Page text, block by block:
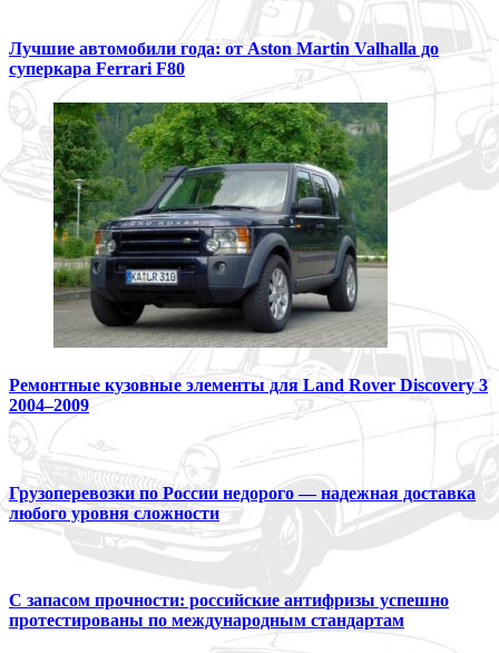
Лучшие автомобили года: от Aston Martin Valhalla до
суперкара Ferrari F80
Ремонтные кузовные элементы для Land Rover Discovery 3
2004–2009
Грузоперевозки по России недорого — надежная доставка
любого уровня сложности
С запасом прочности: российские антифризы успешно
протестированы по международным стандартам